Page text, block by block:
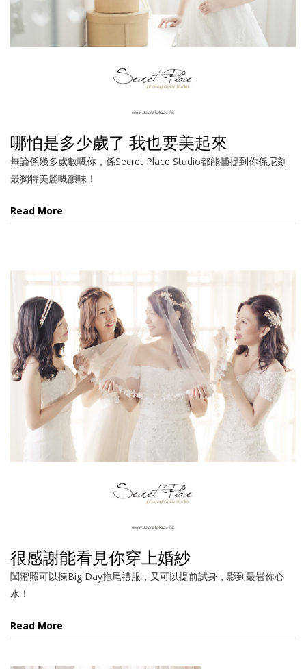
哪怕是多少歲了 我也要美起來
無論係幾多歲數嘅你，係Secret Place Studio都能捕捉到你係尼刻
最獨特美麗嘅韻味！
Read More
很感謝能看見你穿上婚紗
閨蜜照可以揀Big Day拖尾禮服，又可以提前試身，影到最岩你心
水！
Read More